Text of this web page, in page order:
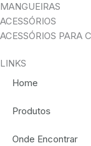
MANGUEIRAS
ACESSÓRIOS
ACESSÓRIOS PARA
LINKS
Home
Produtos
Onde Encontrar